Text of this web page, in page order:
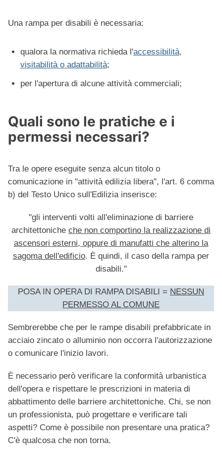
Una rampa per disabili è necessaria:
qualora la normativa richieda l'accessibilità,
visitabilità o adattabilità;
per l'apertura di alcune attività commerciali;
Quali sono le pratiche e i
permessi necessari?
Tra le opere eseguite senza alcun titolo o
comunicazione in "attività edilizia libera", l'art. 6 comma
b) del Testo Unico sull'Edilizia inserisce:
"gli interventi volti all'eliminazione di barriere
architettoniche che non comportino la realizzazione di
ascensori esterni, oppure di manufatti che alterino la
sagoma dell'edificio. È quindi, il caso della rampa per
disabili."
POSA IN OPERA DI RAMPA DISABILI = NESSUN
PERMESSO AL COMUNE
Sembrerebbe che per le rampe disabili prefabbricate in
acciaio zincato o alluminio non occorra l'autorizzazione
o comunicare l'inizio lavori.
È necessario però verificare la conformità urbanistica
dell'opera e rispettare le prescrizioni in materia di
abbattimento delle barriere architettoniche. Chi, se non
un professionista, può progettare e verificare tali
aspetti? Come è possibile non presentare una pratica?
C'è qualcosa che non torna.